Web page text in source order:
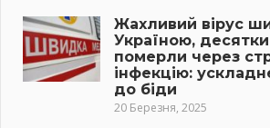
Жахливий вірус
Україною,
померли через
інфекцію:
до біди
20 Березня, 2025